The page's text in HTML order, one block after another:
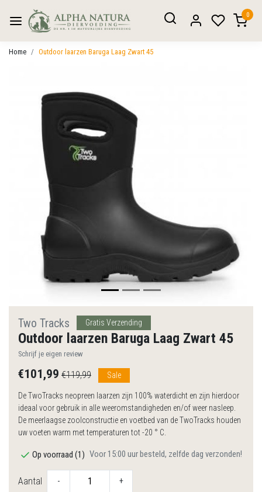
0
Home Outdoor laarzen Baruga Laag Zwart 45
Vorige
Two Tracks Gratis Verzending
Outdoor laarzen Baruga Laag Zwart 45
Schrijf je eigen review
€101,99 €119,99 Sale
De TwoTracks neopreen laarzen zijn 100% waterdicht en zijn hierdoor
ideaal voor gebruik in alle weeromstandigheden en/of weer nasleep.
De meerlaagse zoolconstructie en voetbed van de TwoTracks houden
uw voeten warm met temperaturen tot -20 ° C.
Op voorraad (1) Voor 15:00 uur besteld, zelfde dag verzonden!
Aantal - +